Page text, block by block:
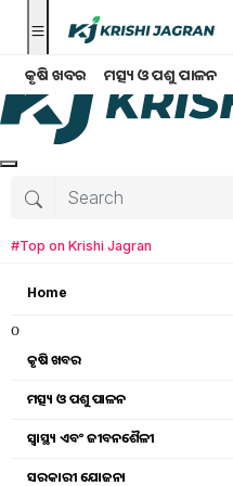
କୃଷି ଖବର ମତ୍ସ୍ୟ ଓ ପଶୁ ପାଳନ
#Top on Krishi Jagran
Home
o
କୃଷି ଖବର
ମତ୍ସ୍ୟ ଓ ପଶୁ ପାଳନ
ସ୍ୱାସ୍ଥ୍ୟ ଏବଂ ଜୀବନଶୈଳୀ
ସରକାରୀ ଯୋଜନା
Search for:
tap water